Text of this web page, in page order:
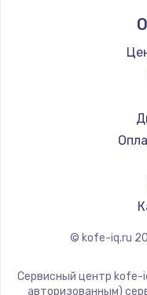
Ремонт
Ремонт
© kofe-iq.ru
Сервисный центр kofe-
авторизованным)